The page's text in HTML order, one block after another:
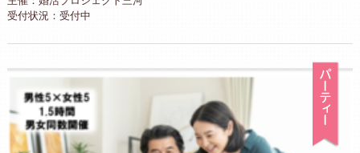
受付状況：受付中
パ